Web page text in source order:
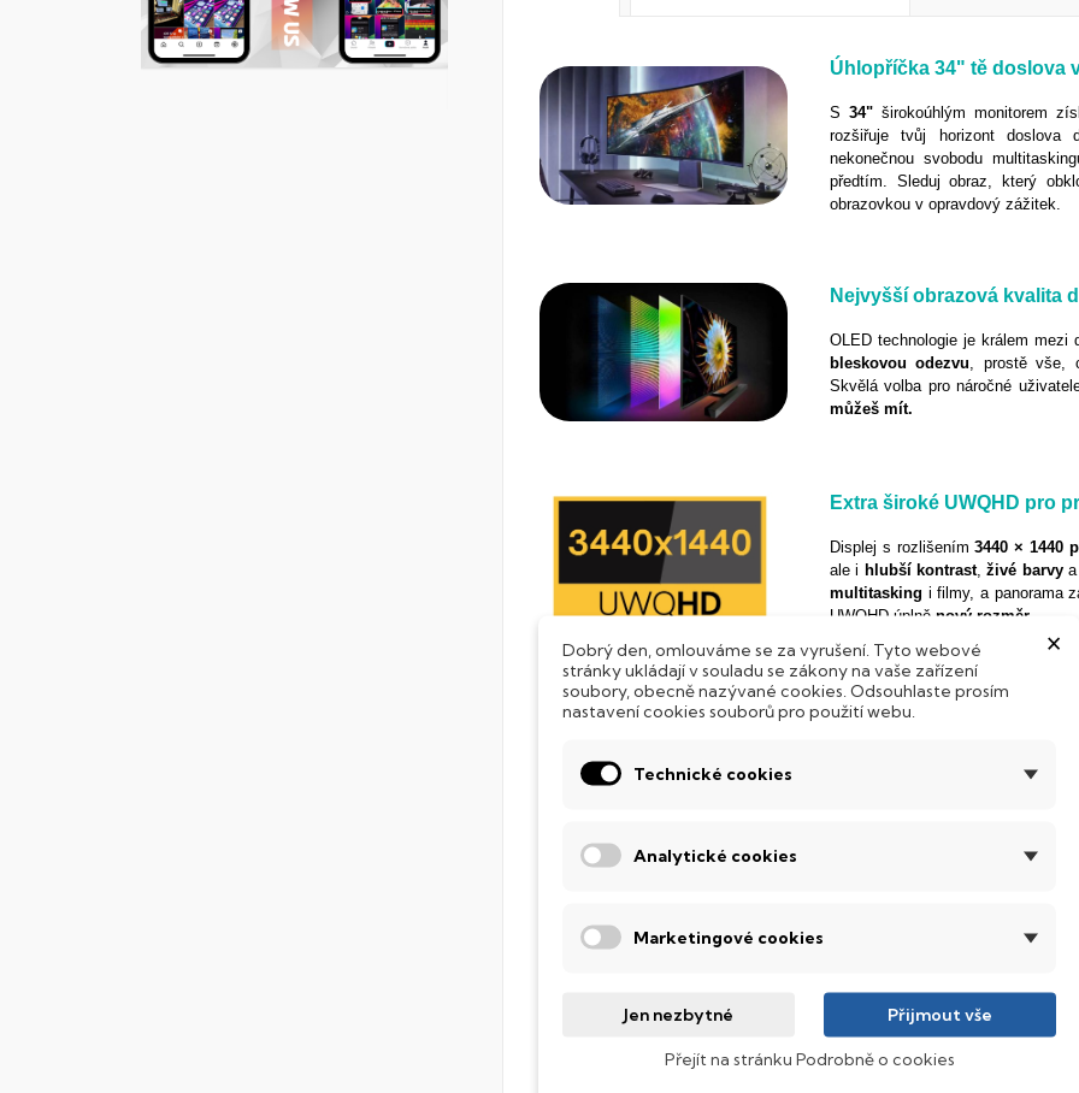
Úhlopříčka 34" tě doslova
S 34" širokoúhlým monitorem
rozšiřuje tvůj horizont
nekonečnou svobodu
předtím. Sleduj obraz, který
obrazovkou v opravdový zážitek.
Nejvyšší obrazová kvalita
OLED technologie je králem mezi
bleskovou odezvu , prostě vše,
Skvělá volba pro náročné
můžeš mít.
Extra široké UWQHD pro
Displej s rozlišením3440 × 1440
ale i hlubší kontrast,živé barvy
multitasking i filmy, a panorama
UWQHD úplně nový rozměr
Odezva0,03 ms
nebo rozmazání.
bez šmouh i při rychlé akci.
Široká konektivita pro
HDMI,
nebo konzoli a užiješ si ostrý
navíc vybaven porty jako
zařízení přímo k obrazovce. Vše,
×
Dobrý den, omlouváme se za vyrušení. Tyto webové
stránky ukládají v souladu se zákony na vaše zařízení
soubory, obecně nazývané cookies. Odsouhlaste prosím
nastavení cookies souborů pro použití webu.
Technické cookies
Analytické cookies
Marketingové cookies
Jen nezbytné Přijmout vše
Přejít na stránku Podrobně o cookies